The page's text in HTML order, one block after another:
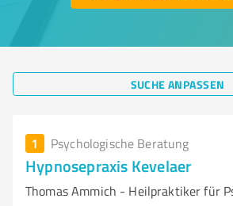
SUCHE ANPASSEN
1 Psychologische Beratung
Hypnosepraxis Kevelaer
Thomas Ammich - Heilpraktiker für